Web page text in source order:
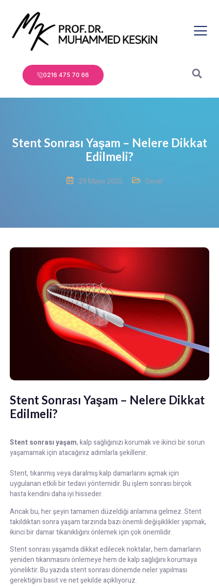
0216 475 70 66
Stent Sonrası Yaşam – Nelere Dikkat
Edilmeli?
29 Mayıs 2025 Genel
Stent Sonrası Yaşam – Nelere Dikkat
Edilmeli?
Stent sonrası yaşam, kalp sağlığınızı korumak ve ikinci bir sorun
yaşamamak için atacağınız adımlarla şekillenir.
Stent, tıkanmış veya daralmış kalp damarlarını açmak için
uygulanan etkili bir tedavi yöntemidir. Bu işlem sonrası birçok
hasta kendini daha iyi hisseder.
Ancak bu, her şeyin tamamen düzeldiği anlamına gelmez. Stent
takıldıktan sonra yaşam tarzında bazı önemli değişiklikler yapmak,
ikinci bir damar tıkanıklığını önlemek için çok önemlidir.
Stent sonrası yaşamda dikkat edilecek noktalar, hem damarların
yeniden tıkanmasını önlemeye hem de kalp sağlığını korumaya
yöneliktir. Bu yazıda stent sonrası dönemde neler yapılması
gerektiğini basit ve net şekilde açıklıyoruz.